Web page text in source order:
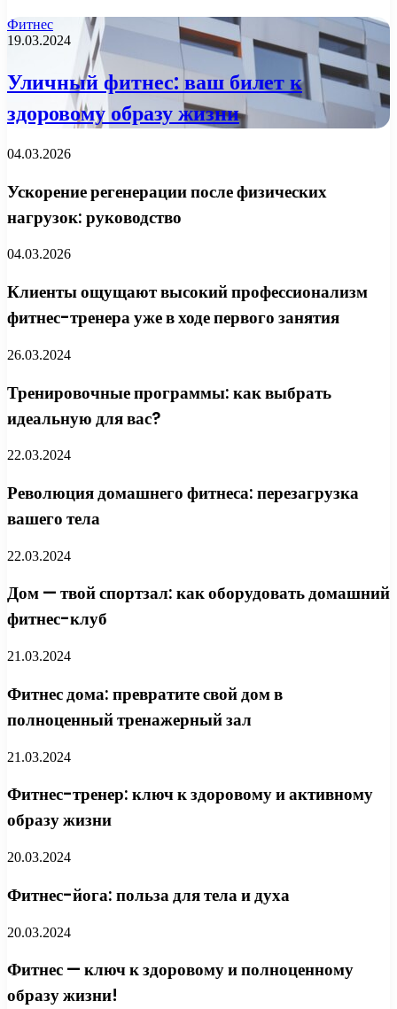
Фитнес
19.03.2024
Уличный фитнес: ваш билет к
здоровому образу жизни
04.03.2026
Ускорение регенерации после физических
нагрузок: руководство
04.03.2026
Клиенты ощущают высокий профессионализм
фитнес-тренера уже в ходе первого занятия
26.03.2024
Тренировочные программы: как выбрать
идеальную для вас?
22.03.2024
Революция домашнего фитнеса: перезагрузка
вашего тела
22.03.2024
Дом — твой спортзал: как оборудовать домашний
фитнес-клуб
21.03.2024
Фитнес дома: превратите свой дом в
полноценный тренажерный зал
21.03.2024
Фитнес-тренер: ключ к здоровому и активному
образу жизни
20.03.2024
Фитнес-йога: польза для тела и духа
20.03.2024
Фитнес — ключ к здоровому и полноценному
образу жизни!